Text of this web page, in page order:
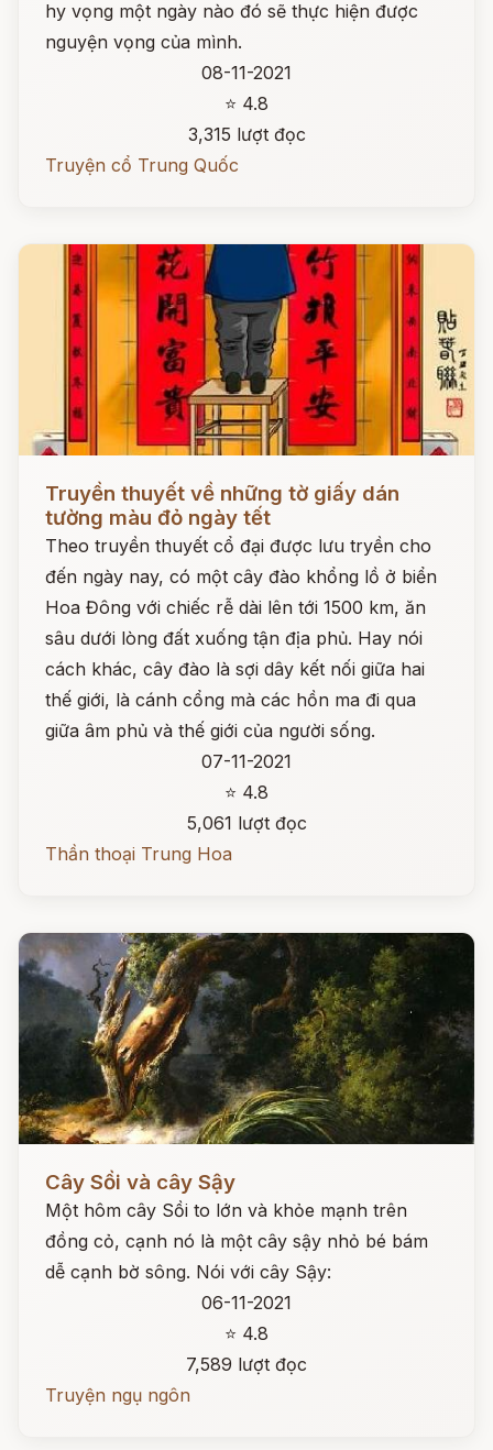
hy vọng một ngày nào đó sẽ thực hiện được
nguyện vọng của mình.
08-11-2021
⭐ 4.8
3,315 lượt đọc
Truyện cổ Trung Quốc
Đọc ngay
Truyền thuyết về những tờ giấy dán
tường màu đỏ ngày tết
Theo truyền thuyết cổ đại được lưu tryền cho
đến ngày nay, có một cây đào khổng lồ ở biển
Hoa Đông với chiếc rễ dài lên tới 1500 km, ăn
sâu dưới lòng đất xuống tận địa phủ. Hay nói
cách khác, cây đào là sợi dây kết nối giữa hai
thế giới, là cánh cổng mà các hồn ma đi qua
giữa âm phủ và thế giới của người sống.
07-11-2021
⭐ 4.8
5,061 lượt đọc
Thần thoại Trung Hoa
Cây Sồi và cây Sậy
Một hôm cây Sồi to lớn và khỏe mạnh trên
đồng cỏ, cạnh nó là một cây sậy nhỏ bé bám
dễ cạnh bờ sông. Nói với cây Sậy:
06-11-2021
⭐ 4.8
7,589 lượt đọc
Truyện ngụ ngôn